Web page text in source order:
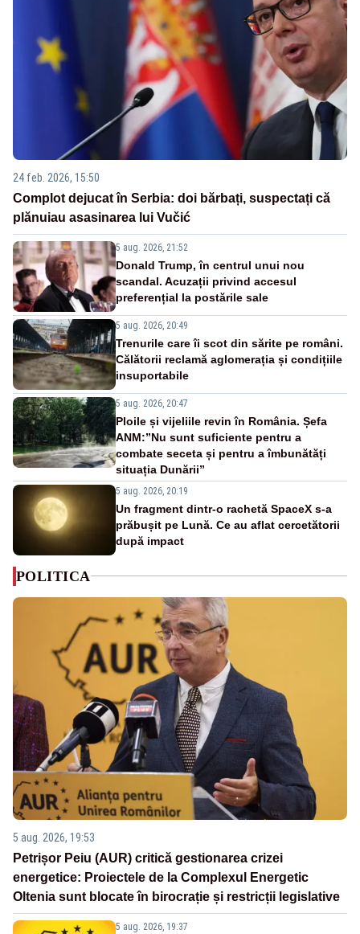
24 feb. 2026, 15:50
Complot dejucat în Serbia: doi bărbați, suspectați că
plănuiau asasinarea lui Vučić
5 aug. 2026, 21:52
Donald Trump, în centrul unui nou
scandal. Acuzații privind accesul
preferențial la postările sale
5 aug. 2026, 20:49
Trenurile care îi scot din sărite pe români.
Călătorii reclamă aglomerația și condițiile
insuportabile
5 aug. 2026, 20:47
Ploile și vijeliile revin în România. Șefa
ANM:”Nu sunt suficiente pentru a
combate seceta și pentru a îmbunătăți
situația Dunării”
5 aug. 2026, 20:19
Un fragment dintr-o rachetă SpaceX s-a
prăbușit pe Lună. Ce au aflat cercetătorii
după impact
POLITICA
5 aug. 2026, 19:53
Petrișor Peiu (AUR) critică gestionarea crizei
energetice: Proiectele de la Complexul Energetic
Oltenia sunt blocate în birocrație și restricții legislative
5 aug. 2026, 19:37